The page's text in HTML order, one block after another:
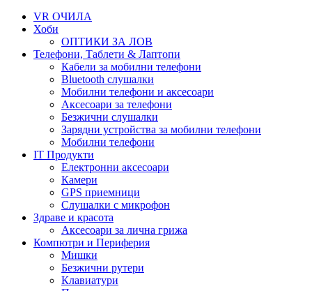
VR ОЧИЛА
Хоби
ОПТИКИ ЗА ЛОВ
Телефони, Таблети & Лаптопи
Кабели за мобилни телефони
Bluetooth слушалки
Мобилни телефони и аксесоари
Аксесоари за телефони
Безжични слушалки
Зарядни устройства за мобилни телефони
Мобилни телефони
IT Продукти
Електронни аксесоари
Камери
GPS приемници
Слушалки с микрофон
Здраве и красота
Аксесоари за лична грижа
Компютри и Периферия
Мишки
Безжични рутери
Клавиатури